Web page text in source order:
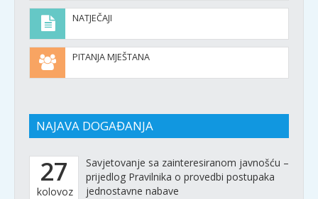
NATJEČAJI
PITANJA MJEŠTANA
NAJAVA DOGAĐANJA
27
kolovoz
Savjetovanje sa zainteresiranom javnošću –
prijedlog Pravilnika o provedbi postupaka
jednostavne nabave